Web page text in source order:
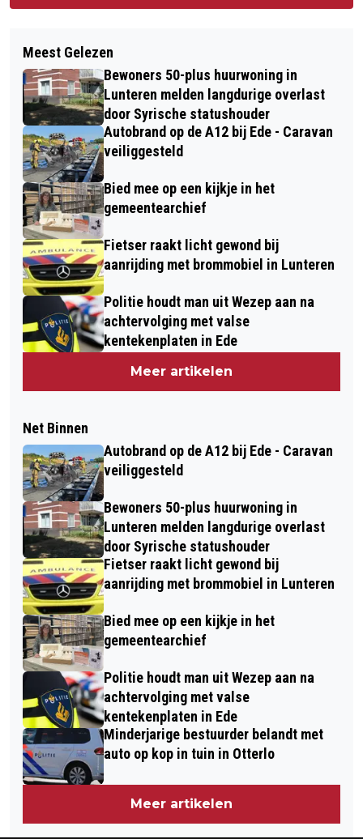
Meest Gelezen
Bewoners 50-plus huurwoning in
Lunteren melden langdurige overlast
door Syrische statushouder
Autobrand op de A12 bij Ede - Caravan
veiliggesteld
Bied mee op een kijkje in het
gemeentearchief
Fietser raakt licht gewond bij
aanrijding met brommobiel in Lunteren
Politie houdt man uit Wezep aan na
achtervolging met valse
kentekenplaten in Ede
Meer artikelen
Net Binnen
Autobrand op de A12 bij Ede - Caravan
veiliggesteld
Bewoners 50-plus huurwoning in
Lunteren melden langdurige overlast
door Syrische statushouder
Fietser raakt licht gewond bij
aanrijding met brommobiel in Lunteren
Bied mee op een kijkje in het
gemeentearchief
Politie houdt man uit Wezep aan na
achtervolging met valse
kentekenplaten in Ede
Minderjarige bestuurder belandt met
auto op kop in tuin in Otterlo
Meer artikelen